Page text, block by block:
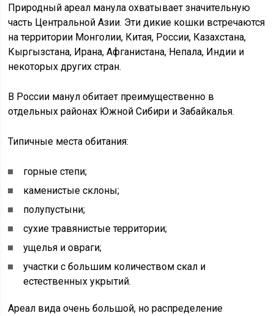
Природный ареал манула охватывает значительную
часть Центральной Азии. Эти дикие кошки встречаются
на территории Монголии, Китая, России, Казахстана,
Кыргызстана, Ирана, Афганистана, Непала, Индии и
некоторых других стран.
В России манул обитает преимущественно в
отдельных районах Южной Сибири и Забайкалья.
Типичные места обитания:
горные степи;
каменистые склоны;
полупустыни;
сухие травянистые территории;
ущелья и овраги;
участки с большим количеством скал и
естественных укрытий.
Ареал вида очень большой, но распределение